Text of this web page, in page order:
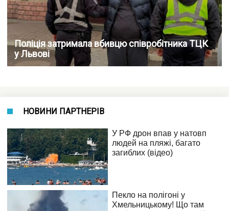
Поліція затримала вбивцю співробітника ТЦК
у Львові
НОВИНИ ПАРТНЕРІВ